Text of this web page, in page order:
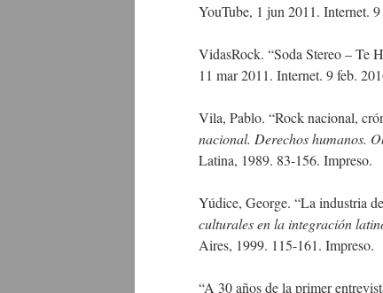
YouTube, 1 jun 2011. Internet.
VidasRock. “Soda Stereo – Te
11 mar 2011. Internet. 9 feb.
Vila, Pablo. “Rock nacional,
nacional. Derechos humanos.
Latina, 1989. 83-156. Impreso.
Yúdice, George. “La industria
culturales en la integración
Aires, 1999. 115-161. Impreso.
“A 30 años de la primer